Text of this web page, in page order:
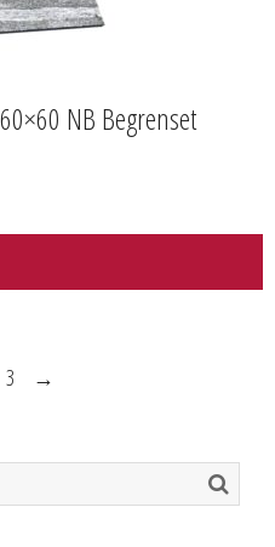
NB Begrenset
3 →